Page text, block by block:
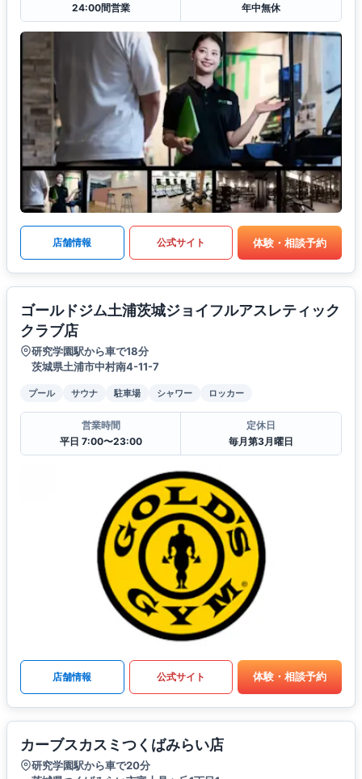
24:00間営業
年中無休
店舗情報 公式サイト 体験・相談予約
ゴールドジム土浦茨城ジョイフルアスレティック
クラブ店
研究学園駅から車で18分
茨城県土浦市中村南4-11-7
プール サウナ 駐車場 シャワー ロッカー
営業時間
平日 7:00〜23:00
定休日
毎月第3月曜日
店舗情報 公式サイト 体験・相談予約
カーブスカスミつくばみらい店
研究学園駅から車で20分